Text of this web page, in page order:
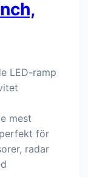
LED-ramp
mest
för
radar